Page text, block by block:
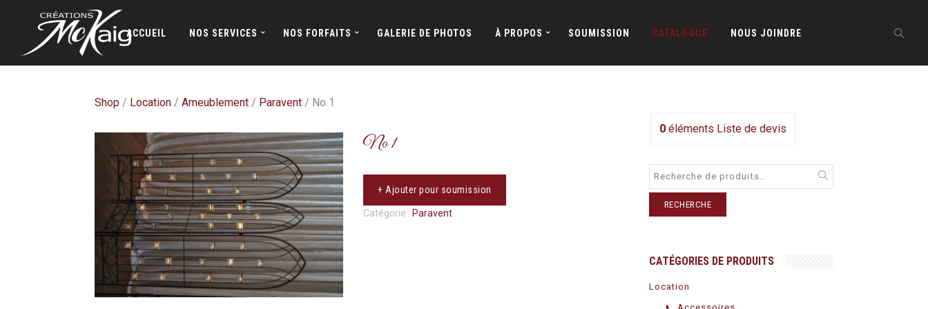
ACCUEIL NOS SERVICES NOS FORFAITS GALERIE DE PHOTOS À PROPOS SOUMISSION CATALOGUE NOUS JOINDRE
Shop / Location / Ameublement / Paravent / No 1
No 1
+ Ajouter pour soumission
Catégorie : Paravent
0éléments Liste de devis
RECHERCHE
CATÉGORIES DE PRODUITS
Location